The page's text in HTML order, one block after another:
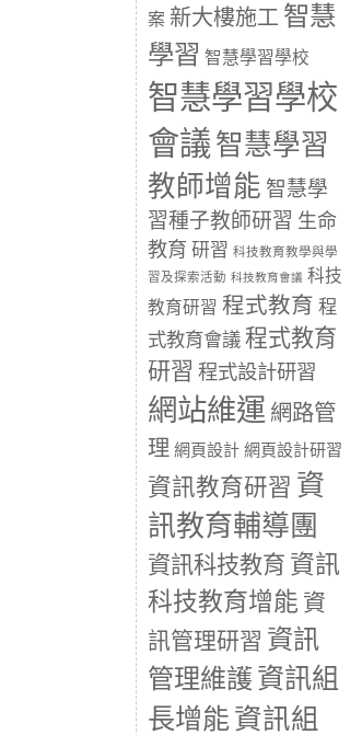
案 新大樓施工 智慧
學習 智慧學習學校
智慧學習學校
會議 智慧學習
教師增能 智慧學
習種子教師研習 生命
教育 研習 科技教育教學與學
習及探索活動 科技教育會議 科技
教育研習 程式教育 程
式教育會議 程式教育
研習 程式設計研習
網站維運 網路管
理 網頁設計 網頁設計研習
資訊教育研習 資
訊教育輔導團
資訊科技教育 資訊
科技教育增能 資
訊管理研習 資訊
管理維護 資訊組
長增能資訊組